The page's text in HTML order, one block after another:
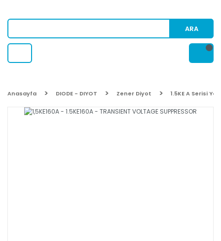
ARA
Anasayfa DIODE - DIYOT Zener Diyot 1.5KE A Serisi